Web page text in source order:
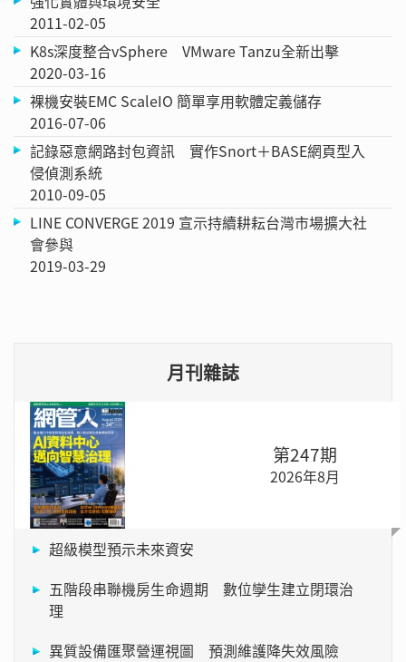
2011-02-05
K8s深度整合vSphere VMware Tanzu全新出擊
2020-03-16
裸機安裝EMC ScaleIO 簡單享用軟體定義儲存
2016-07-06
記錄惡意網路封包資訊 實作Snort＋BASE網頁型入
侵偵測系統
2010-09-05
LINE CONVERGE 2019 宣示持續耕耘台灣市場擴大社
會參與
2019-03-29
月刊雜誌
第247期
2026年8月
超級模型預示未來資安
五階段串聯機房生命週期 數位孿生建立閉環治
理
異質設備匯聚營運視圖 預測維護降失效風險